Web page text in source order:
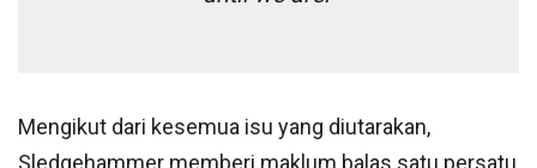
Mengikut dari kesemua isu yang diutarakan,
Sledgehammer memberi maklum balas satu persatu